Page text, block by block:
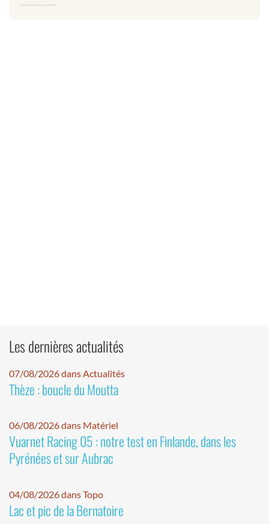
Les dernières actualités
07/08/2026 dans Actualités
Thèze : boucle du Moutta
06/08/2026 dans Matériel
Vuarnet Racing 05 : notre test en Finlande, dans les
Pyrénées et sur Aubrac
04/08/2026 dans Topo
Lac et pic de la Bernatoire